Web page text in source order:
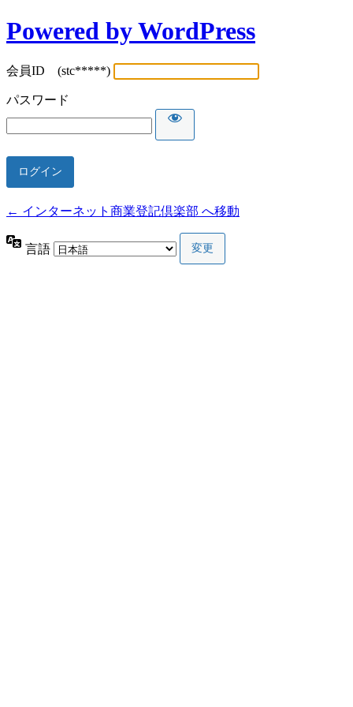
Powered by WordPress
会員ID (stc*****)
パスワード
← インターネット商業登記倶楽部 へ移動
言語